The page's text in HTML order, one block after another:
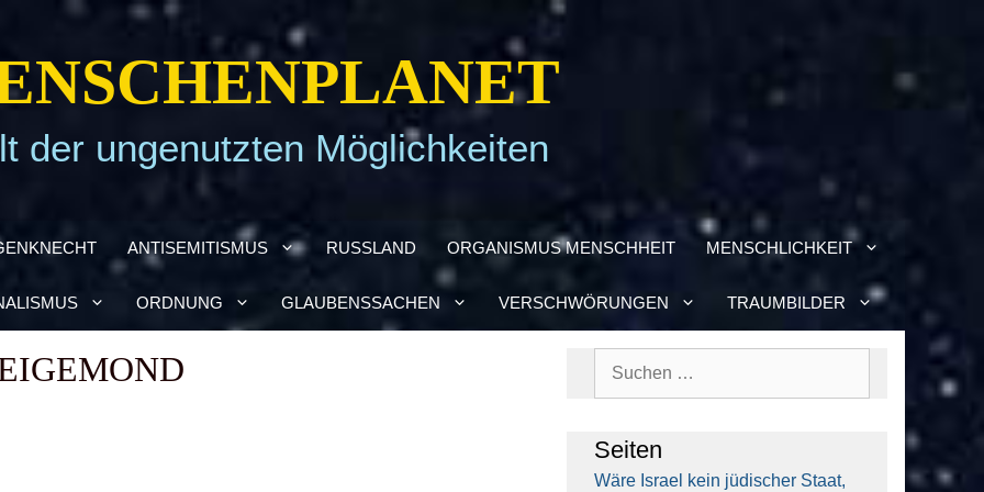
der ungenutzten Möglichkeiten
ANTI­SE­MI­TIS­MUS RUSS­LAND ORGA­NIS­MUS MENSCH­HEIT MENSCH­LICH­KEIT
ORD­NUNG GLAU­BENS­SA­CHEN VER­SCHWÖ­RUN­GEN TRAUM­BIL­DER
Sei­ten
Wäre Isra­el kein jüdi­scher Staat,